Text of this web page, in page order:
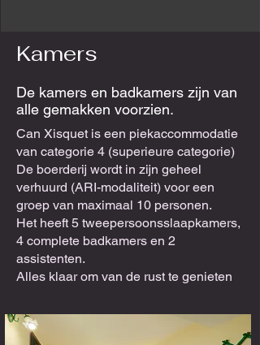
Kamers
De kamers en badkamers zijn van
alle gemakken voorzien.
Can Xisquet is een piekaccommodatie
van categorie 4 (superieure categorie)
De boerderij wordt in zijn geheel
verhuurd (ARI-modaliteit) voor een
groep van maximaal 10 personen.
Het heeft 5 tweepersoonsslaapkamers,
4 complete badkamers en 2
assistenten.
Alles klaar om van de rust te genieten